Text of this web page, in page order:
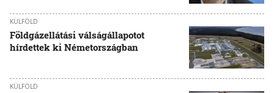
KÜLFÖLD
Földgázellátási válságállapotot
hírdettek ki Németországban
KÜLFÖLD